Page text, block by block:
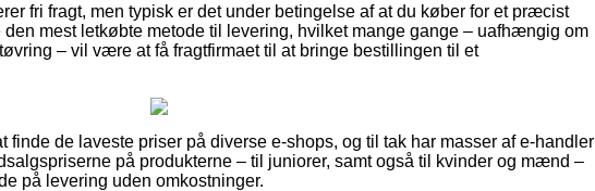
fri fragt, men typisk er det under betingelse af at du køber for et præcist
mest letkøbte metode til levering, hvilket mange gange – uafhængig om
– vil være at få fragtfirmaet til at bringe bestillingen til et
finde de laveste priser på diverse e-shops, og til tak har masser af e-handler
på produkterne – til juniorer, samt også til kvinder og mænd –
på levering uden omkostninger.